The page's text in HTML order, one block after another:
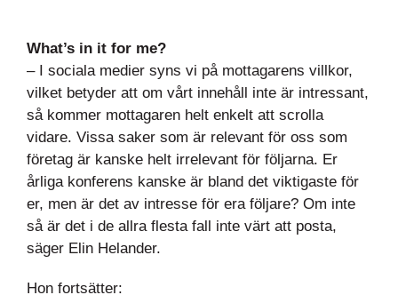
What’s in it for me?
– I sociala medier syns vi på mottagarens villkor,
vilket betyder att om vårt innehåll inte är intressant,
så kommer mottagaren helt enkelt att scrolla
vidare. Vissa saker som är relevant för oss som
företag är kanske helt irrelevant för följarna. Er
årliga konferens kanske är bland det viktigaste för
er, men är det av intresse för era följare? Om inte
så är det i de allra flesta fall inte värt att posta,
säger Elin Helander.
Hon fortsätter: